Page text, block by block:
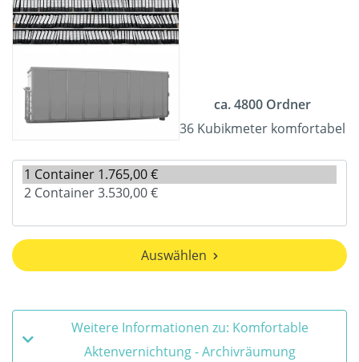
ca. 4800 Ordner
36 Kubikmeter komfortabel
Auswählen
Weitere Informationen zu: Komfortable
Aktenvernichtung - Archivräumung